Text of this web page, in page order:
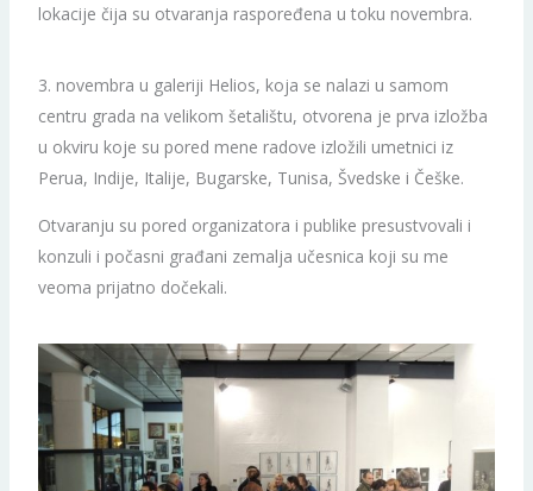
lokacije čija su otvaranja raspoređena u toku novembra.
3. novembra u galeriji Helios, koja se nalazi u samom
centru grada na velikom šetalištu, otvorena je prva izložba
u okviru koje su pored mene radove izložili umetnici iz
Perua, Indije, Italije, Bugarske, Tunisa, Švedske i Češke.
Otvaranju su pored organizatora i publike presustvovali i
konzuli i počasni građani zemalja učesnica koji su me
veoma prijatno dočekali.